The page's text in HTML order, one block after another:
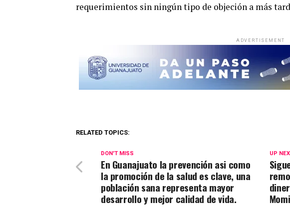
requerimientos sin ningún tipo de objeción a más
ADVERTISEMENT
RELATED TOPICS:
UP
DON'T MISS
En Guanajuato la prevención asi como
la promoción de la salud es clave, una
población sana representa mayor
desarrollo y mejor calidad de vida.